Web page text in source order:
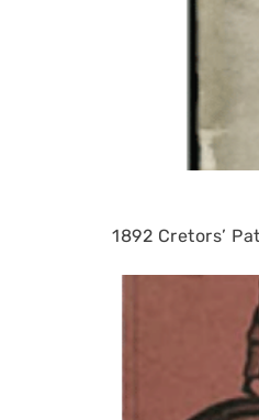
1892 Cretors’